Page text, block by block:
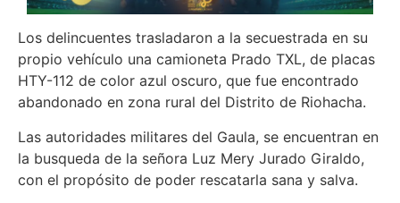
Los delincuentes trasladaron a la secuestrada en su
propio vehículo una camioneta Prado TXL, de placas
HTY-112 de color azul oscuro, que fue encontrado
abandonado en zona rural del Distrito de Riohacha.
Las autoridades militares del Gaula, se encuentran en
la busqueda de la señora Luz Mery Jurado Giraldo,
con el propósito de poder rescatarla sana y salva.